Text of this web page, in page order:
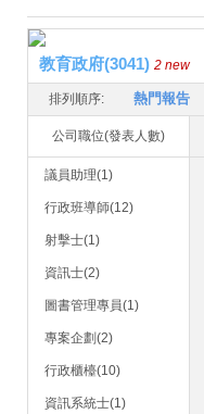
教育政府(3041) 2 new
排列順序: 熱門報告
公司職位(發表人數)
議員助理(1)
行政班導師(12)
射擊士(1)
資訊士(2)
圖書管理專員(1)
專案企劃(2)
行政櫃檯(10)
資訊系統士(1)